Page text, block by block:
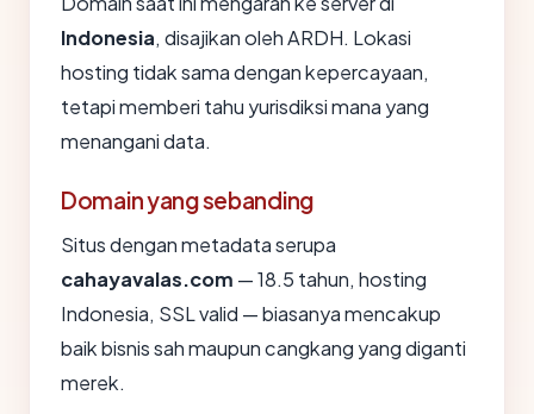
Indonesia, disajikan oleh ARDH. Lokasi
hosting tidak sama dengan kepercayaan,
tetapi memberi tahu yurisdiksi mana yang
menangani data.
Domain yang sebanding
Situs dengan metadata serupa
cahayavalas.com — 18.5 tahun, hosting
Indonesia, SSL valid — biasanya mencakup
baik bisnis sah maupun cangkang yang diganti
merek.